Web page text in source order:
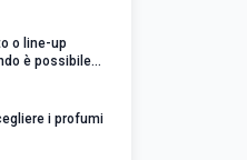
o line-up
è possibile
i profumi